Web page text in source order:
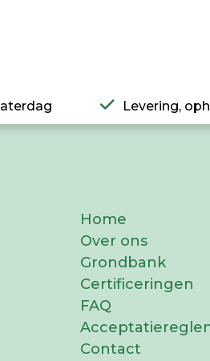
Levering,
Home
Over ons
Grondbank
Certificeringen
FAQ
Contact